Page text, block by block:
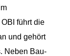
führt die
und gehört
Neben Bau-